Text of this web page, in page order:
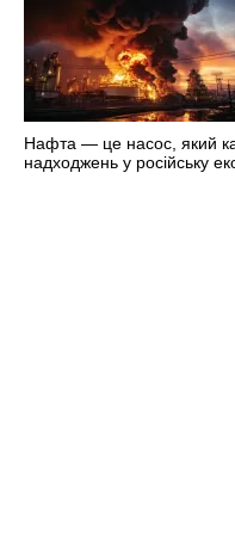
Нафта — це насос, який
надходжень у російську